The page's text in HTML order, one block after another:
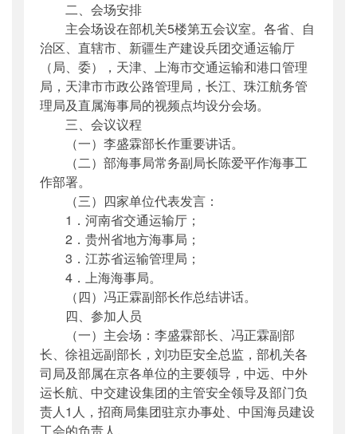
二、会场安排
主会场设在部机关5楼第五会议室。各省、自
治区、直辖市、新疆生产建设兵团交通运输厅
（局、委），天津、上海市交通运输和港口管理
局，天津市市政公路管理局，长江、珠江航务管
理局及直属海事局的视频点均设分会场。
三、会议议程
（一）李盛霖部长作重要讲话。
（二）部海事局常务副局长陈爱平作海事工
作部署。
（三）四家单位代表发言：
1．河南省交通运输厅；
2．贵州省地方海事局；
3．江苏省运输管理局；
4．上海海事局。
（四）冯正霖副部长作总结讲话。
四、参加人员
（一）主会场：李盛霖部长、冯正霖副部
长、徐祖远副部长，刘功臣安全总监，部机关各
司局及部属在京各单位的主要领导，中远、中外
运长航、中交建设集团的主管安全领导及部门负
责人1人，招商局集团驻京办事处、中国海员建设
工会的负责人。